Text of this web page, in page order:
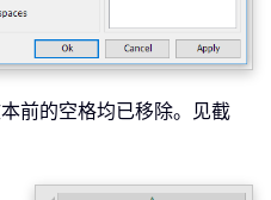
前的空格均已移除。见截